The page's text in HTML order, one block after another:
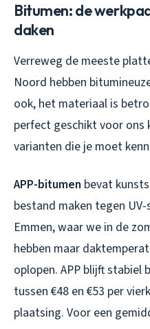
Bitumen: de
daken
Verreweg de meeste
Noord hebben
ook, het materiaal is
perfect geschikt voor ons
varianten die je moet
APP-bitumen bevat
bestand maken tegen
Emmen, waar we in de
hebben maar
oplopen. APP blijft stabiel
tussen €48 en €53 per
plaatsing. Voor een